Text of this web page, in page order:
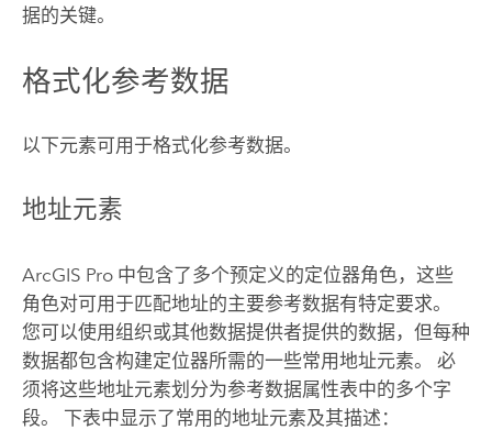
据的关键。
格式化参考数据
以下元素可用于格式化参考数据。
地址元素
ArcGIS Pro中包含了多个预定义的定位器角色，这些
角色对可用于匹配地址的主要参考数据有特定要求。
您可以使用组织或其他数据提供者提供的数据，但每种
数据都包含构建定位器所需的一些常用地址元素。 必
须将这些地址元素划分为参考数据属性表中的多个字
段。 下表中显示了常用的地址元素及其描述：